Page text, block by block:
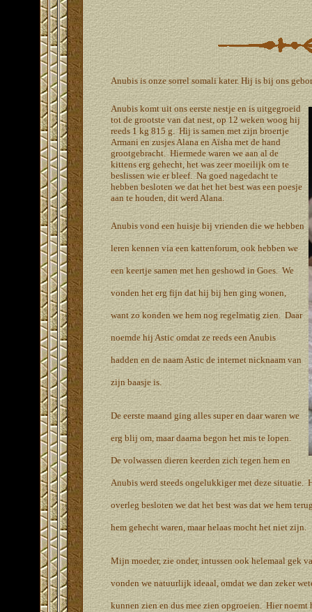
Anubis is onze sorrel somali kater. Hij is bij ons
Anubis komt uit ons eerste nestjeen is uitgegroeid
tot de grootste van dat nest, op 12 weken woog hij
reeds 1 kg 815 g. Hij is samen met zijn broertje
Armani en zusjesAlanaen Aïsha met de hand
grootgebracht. Hiermede waren we aan al de
kittens erg gehecht, het was zeer moeilijk om te
beslissen wie er bleef. Na goed nagedacht te
hebben besloten we dat het het best was een poesje
aan te houden, dit werdAlana.
Anubis vond een huisje bij vrienden die we hebben
leren kennen via een kattenforum, ook hebben we
een keertje samen met hen geshowd in Goes. We
vonden het erg fijn dat hij bij hen ging wonen,
want zo konden we hem nog regelmatig zien. Daar
noemde hij Astic omdat ze reeds een Anubis
hadden en de naam Astic de internet nicknaam van
zijn baasje is.
De eerste maand ging alles super en daar waren we
erg blij om, maar daarna begon het mis te lopen.
De volwassen dieren keerden zich tegen hem en
Anubis werd steeds ongelukkiger met deze situatie.
overleg besloten we dat het best was dat we hem
hem gehecht waren, maar helaas mocht het niet zijn.
Mijn moeder, zie onder, intussen ook helemaal gek
vonden we natuurlijk ideaal, omdat we dan zeker
kunnen zien en dus mee zien opgroeien. Hier